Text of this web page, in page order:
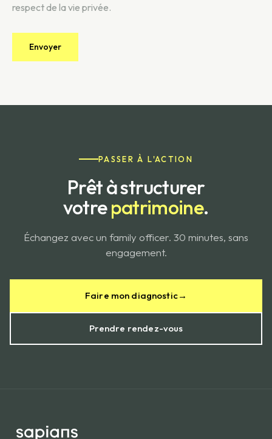
respect de la vie privée.
PASSER À L'ACTION
Prêt à structurer
votrepatrimoine.
Échangez avec un family officer. 30 minutes, sans
engagement.
Faire mon diagnostic→
Prendre rendez-vous